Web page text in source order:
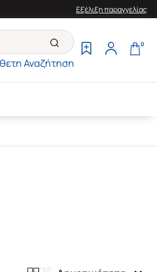
Εξέλιξη παραγγελίας
Αναζήτηση
0